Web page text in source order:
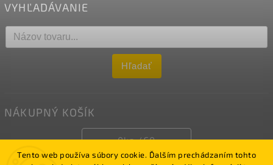
Tento web používa súbory cookie. Ďalším prechádzaním tohto
VYHĽADÁVANIE
Hľadať
NÁKUPNÝ KOŠÍK
0ks /€0